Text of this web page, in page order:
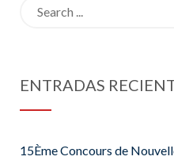
ENTRADAS
15Ème Concours de